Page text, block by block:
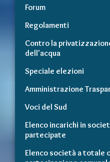
Forum
Regolamenti
Contro la
dell'acqua
Speciale elezioni
Amministrazione
Voci del Sud
Elenco incarichi in
partecipate
Elenco società a totale